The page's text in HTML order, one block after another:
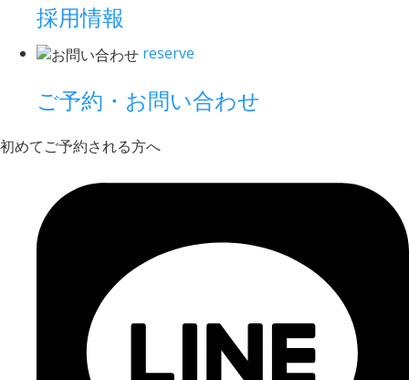
採用情報
reserve
ご予約・お問い合わせ
初めてご予約される方へ